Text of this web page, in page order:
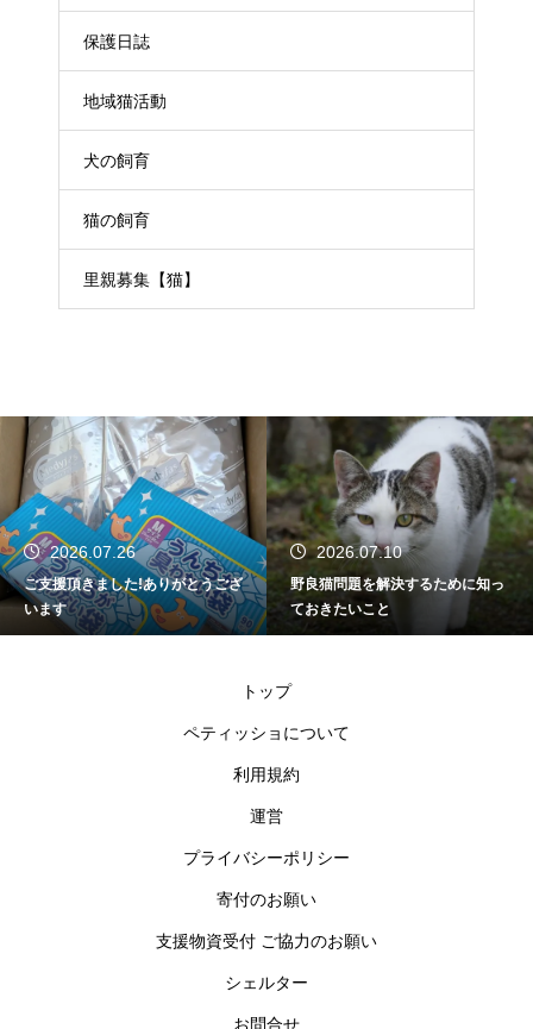
保護日誌
地域猫活動
犬の飼育
猫の飼育
里親募集【猫】
2026.07.10
野良猫問題を解決するために知っ
ておきたいこと
2026.06.18
2026年上半期を振り返って
トップ
ペティッショについて
利用規約
運営
プライバシーポリシー
寄付のお願い
支援物資受付 ご協力のお願い
シェルター
お問合せ